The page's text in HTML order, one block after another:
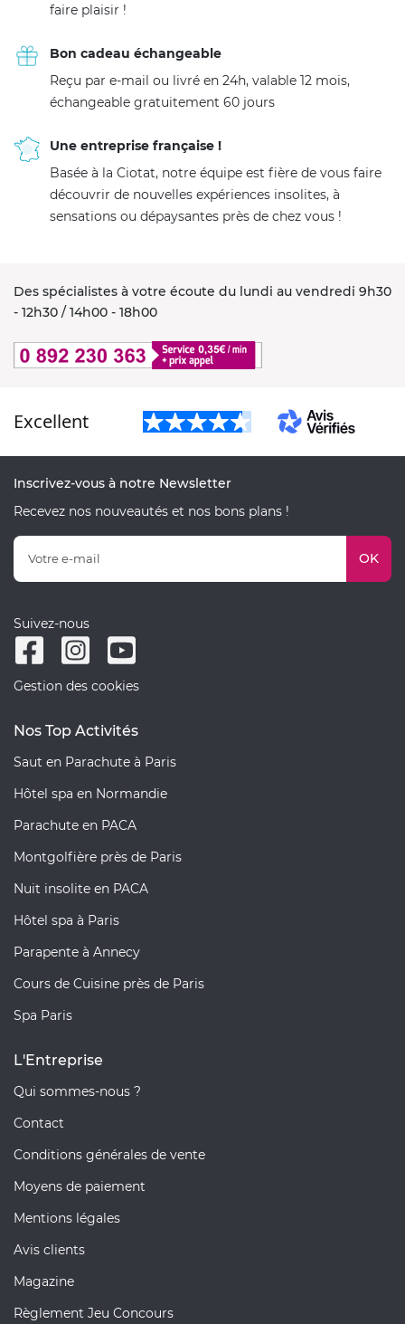
faire plaisir !
Bon cadeau échangeable
Reçu par e-mail ou livré en 24h, valable 12 mois,
échangeable gratuitement 60 jours
Une entreprise française !
Basée à la Ciotat, notre équipe est fière de vous faire
découvrir de nouvelles expériences insolites, à
sensations ou dépaysantes près de chez vous !
Des spécialistes à votre écoute du lundi au vendredi 9h30
- 12h30 / 14h00 - 18h00
Excellent
Inscrivez-vous à notre Newsletter
Recevez nos nouveautés et nos bons plans !
OK
Suivez-nous
Gestion des cookies
Nos Top Activités
Saut en Parachute à Paris
Hôtel spa en Normandie
Parachute en PACA
Montgolfière près de Paris
Nuit insolite en PACA
Hôtel spa à Paris
Parapente à Annecy
Cours de Cuisine près de Paris
Spa Paris
L'Entreprise
Qui sommes-nous ?
Contact
Conditions générales de vente
Moyens de paiement
Mentions légales
Avis clients
Magazine
Règlement Jeu Concours